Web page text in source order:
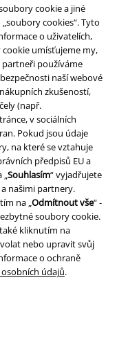
cookie a jiné
cookies“. Tyto
o uživatelích,
cookie umísťujeme my,
partneři používáme
naší webové
zkušeností,
(např.
v sociálních
Pokud jsou údaje
na které se vztahuje
předpisů EU a
„Souhlasím“ vyjadřujete
našimi partnery.
na „Odmítnout vše“ -
soubory cookie.
kliknutím na
nebo upravit svůj
o ochraně
údajů.